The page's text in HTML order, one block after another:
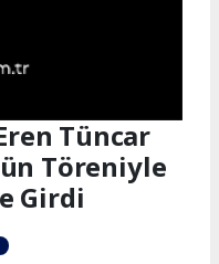
Tüncar
Töreniyle
Girdi